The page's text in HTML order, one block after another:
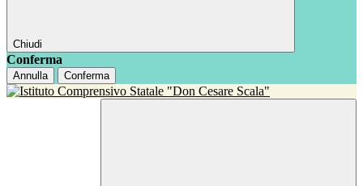
Chiudi
Conferma
Annulla Conferma